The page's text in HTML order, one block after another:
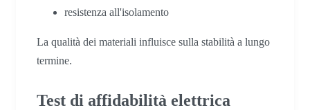
resistenza all'isolamento
La qualità dei materiali influisce sulla stabilità a lungo
termine.
Test di affidabilità elettrica